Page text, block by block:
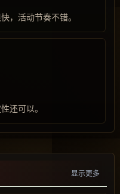
，活动节奏不错。
还可以。
显示更多